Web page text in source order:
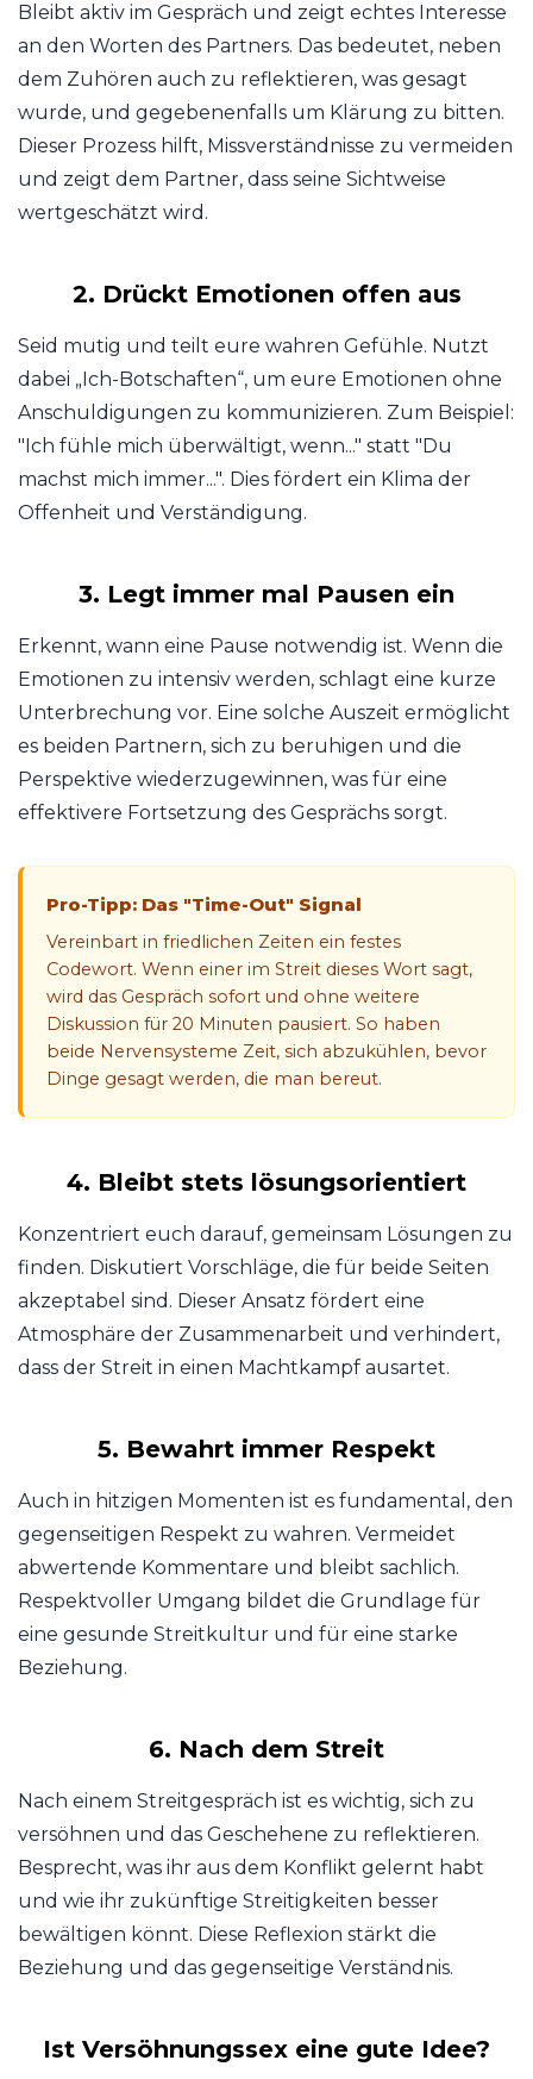
Bleibt aktiv im Gespräch und zeigt echtes Interesse
an den Worten des Partners. Das bedeutet, neben
dem Zuhören auch zu reflektieren, was gesagt
wurde, und gegebenenfalls um Klärung zu bitten.
Dieser Prozess hilft, Missverständnisse zu vermeiden
und zeigt dem Partner, dass seine Sichtweise
wertgeschätzt wird.
2. Drückt Emotionen offen aus
Seid mutig und teilt eure wahren Gefühle. Nutzt
dabei „Ich-Botschaften“, um eure Emotionen ohne
Anschuldigungen zu kommunizieren. Zum Beispiel:
"Ich fühle mich überwältigt, wenn..." statt "Du
machst mich immer...". Dies fördert ein Klima der
Offenheit und Verständigung.
3. Legt immer mal Pausen ein
Erkennt, wann eine Pause notwendig ist. Wenn die
Emotionen zu intensiv werden, schlagt eine kurze
Unterbrechung vor. Eine solche Auszeit ermöglicht
es beiden Partnern, sich zu beruhigen und die
Perspektive wiederzugewinnen, was für eine
effektivere Fortsetzung des Gesprächs sorgt.
Pro-Tipp: Das "Time-Out" Signal
Vereinbart in friedlichen Zeiten ein festes
Codewort. Wenn einer im Streit dieses Wort sagt,
wird das Gespräch sofort und ohne weitere
Diskussion für 20 Minuten pausiert. So haben
beide Nervensysteme Zeit, sich abzukühlen, bevor
Dinge gesagt werden, die man bereut.
4. Bleibt stets lösungsorientiert
Konzentriert euch darauf, gemeinsam Lösungen zu
finden. Diskutiert Vorschläge, die für beide Seiten
akzeptabel sind. Dieser Ansatz fördert eine
Atmosphäre der Zusammenarbeit und verhindert,
dass der Streit in einen Machtkampf ausartet.
5. Bewahrt immer Respekt
Auch in hitzigen Momenten ist es fundamental, den
gegenseitigen Respekt zu wahren. Vermeidet
abwertende Kommentare und bleibt sachlich.
Respektvoller Umgang bildet die Grundlage für
eine gesunde Streitkultur und für eine starke
Beziehung.
6. Nach dem Streit
Nach einem Streitgespräch ist es wichtig, sich zu
versöhnen und das Geschehene zu reflektieren.
Besprecht, was ihr aus dem Konflikt gelernt habt
und wie ihr zukünftige Streitigkeiten besser
bewältigen könnt. Diese Reflexion stärkt die
Beziehung und das gegenseitige Verständnis.
Ist Versöhnungssex eine gute Idee?